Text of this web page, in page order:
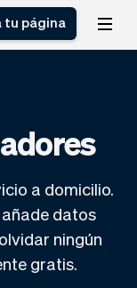
de pedidos
de
de citas
tu página
a domicilio.
datos
ningún
gratis.